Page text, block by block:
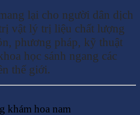
lại cho người dân dịch
vật lý trị liệu chất lượng
phương pháp, kỹ thuật
học sánh ngang các
thế giới.
khám hoa nam